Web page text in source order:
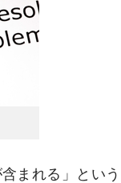
まれる」という